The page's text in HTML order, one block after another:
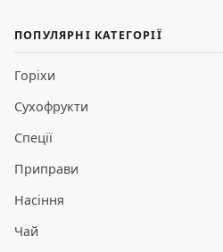
ПОПУЛЯРНІ КАТЕГОРІЇ
Горіхи
Сухофрукти
Спеції
Приправи
Насіння
Чай